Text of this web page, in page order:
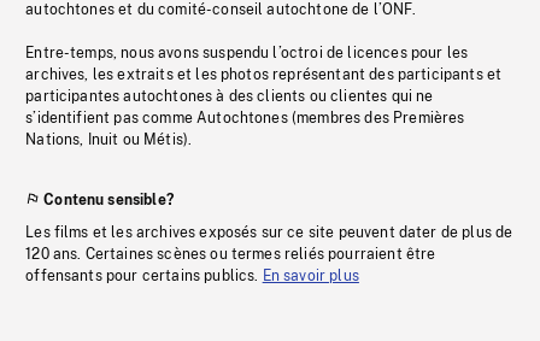
autochtones et du comité-conseil autochtone de l’ONF.
Entre-temps, nous avons suspendu l’octroi de licences pour les
archives, les extraits et les photos représentant des participants et
participantes autochtones à des clients ou clientes qui ne
s’identifient pas comme Autochtones (membres des Premières
Nations, Inuit ou Métis).
Contenu sensible?
Les films et les archives exposés sur ce site peuvent dater de plus de
120 ans. Certaines scènes ou termes reliés pourraient être
offensants pour certains publics. En savoir plus